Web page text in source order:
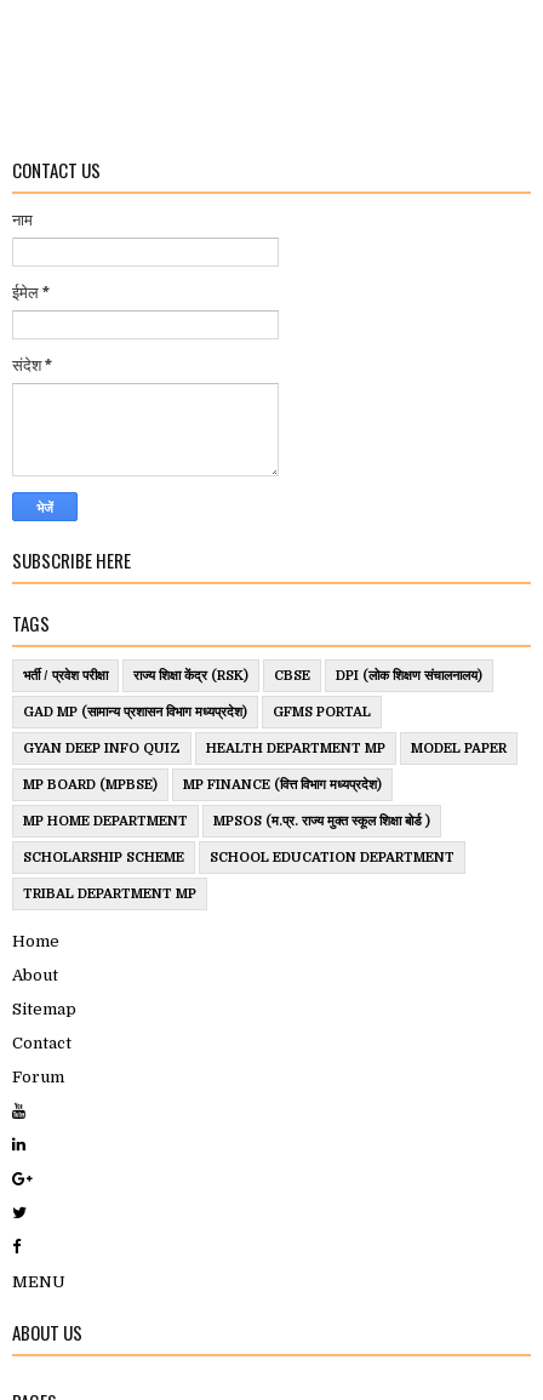
CONTACT US
नाम
ईमेल *
संदेश*
SUBSCRIBE HERE
TAGS
भर्ती / प्रवेश परीक्षा राज्य शिक्षा केंद्र (RSK) CBSE DPI (लोक शिक्षण संचालनालय)
GAD MP (सामान्य प्रशासन विभाग मध्यप्रदेश) GFMS PORTAL
GYAN DEEP INFO QUIZ HEALTH DEPARTMENT MP MODEL PAPER
MP BOARD (MPBSE) MP FINANCE (वित्त विभाग मध्यप्रदेश)
MP HOME DEPARTMENT MPSOS (म.प्र. राज्य मुक्त स्कूल शिक्षा बोर्ड )
SCHOLARSHIP SCHEME SCHOOL EDUCATION DEPARTMENT
TRIBAL DEPARTMENT MP
Home
About
Sitemap
Contact
Forum
MENU
ABOUT US